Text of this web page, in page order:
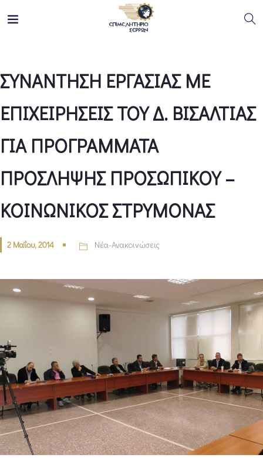
ΣΥΝΑΝΤΗΣΗ ΕΡΓΑΣΙΑΣ ΜΕ
ΕΠΙΧΕΙΡΗΣΕΙΣ ΤΟΥ Δ. ΒΙΣΑΛΤΙΑΣ
ΓΙΑ ΠΡΟΓΡΑΜΜΑΤΑ
ΠΡΟΣΛΗΨΗΣ ΠΡΟΣΩΠΙΚΟΥ –
ΚΟΙΝΩΝΙΚΟΣ ΣΤΡΥΜΟΝΑΣ
2 Μαΐου, 2014 Νέα-Ανακοινώσεις